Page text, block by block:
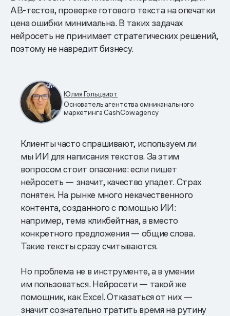
AB-тестов, проверке готового текста на опечатки
цена ошибки минимальна. В таких задачах
нейросеть не принимает стратегических решений,
поэтому не навредит бизнесу.
Юлия Гольцвирт
Основатель агентства омниканального
маркетинга CashCow.agency
Клиенты часто спрашивают, используем ли
мы ИИ для написания текстов. За этим
вопросом стоит опасение: если пишет
нейросеть — значит, качество упадет. Страх
понятен. На рынке много некачественного
контента, созданного с помощью ИИ:
например, тема кликбейтная, а вместо
конкретного предложения — общие слова.
Такие тексты сразу считываются.
Но проблема не в инструменте, а в умении
им пользоваться. Нейросети — такой же
помощник, как Excel. Отказаться от них —
значит сознательно тратить время на рутину